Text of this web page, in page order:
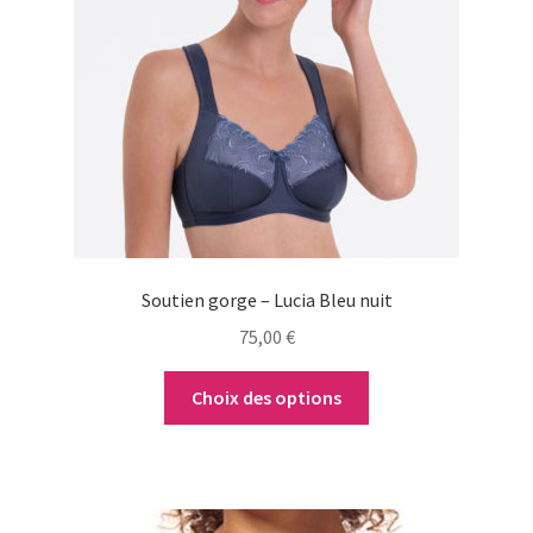
Soutien gorge – Lucia Bleu nuit
75,00 €
Choix des options
variations.
Les
options
peuvent
choisies
sur
la
produit
Ce